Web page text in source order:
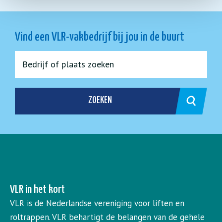
Vind een VLR-vakbedrijf bij jou in de buurt
ZOEKEN
VLR in het kort
VLR is de Nederlandse vereniging voor liften en
roltrappen. VLR behartigt de belangen van de gehele